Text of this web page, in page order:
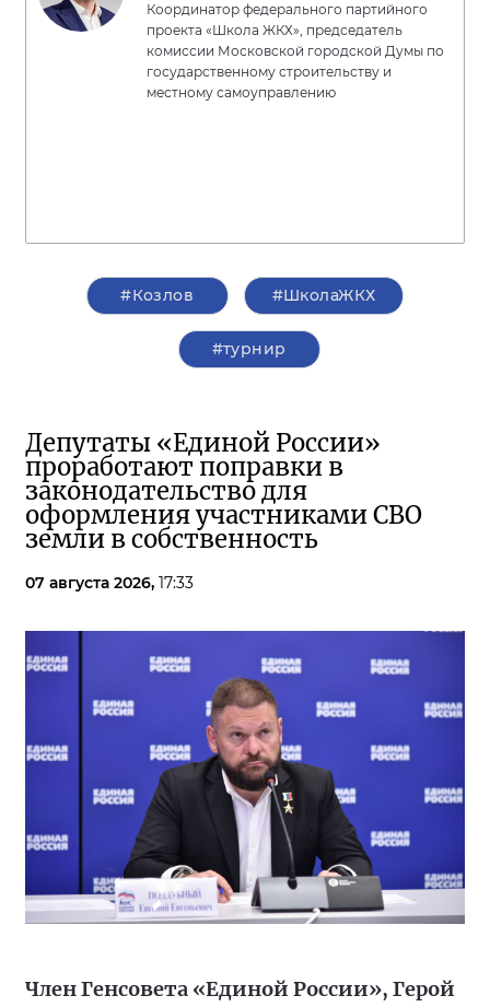
Координатор федерального партийного
проекта «Школа ЖКХ», председатель
комиссии Московской городской Думы по
государственному строительству и
местному самоуправлению
#Козлов #ШколаЖКХ
#турнир
Депутаты «Единой России»
проработают поправки в
законодательство для
оформления участниками СВО
земли в собственность
07 августа 2026, 17:33
Член Генсовета «Единой России», Герой